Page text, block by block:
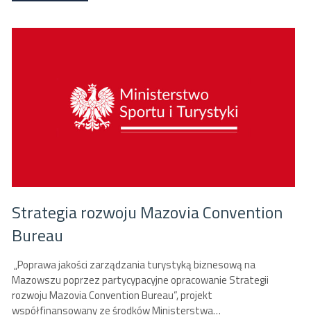
Strategia rozwoju Mazovia Convention
Bureau
„Poprawa jakości zarządzania turystyką biznesową na
Mazowszu poprzez partycypacyjne opracowanie Strategii
rozwoju Mazovia Convention Bureau”, projekt
współfinansowany ze środków Ministerstwa…